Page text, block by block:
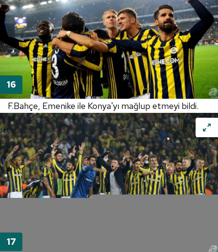
F.Bahçe, Emenike ile Konya'yı mağlup etmeyi bildi.